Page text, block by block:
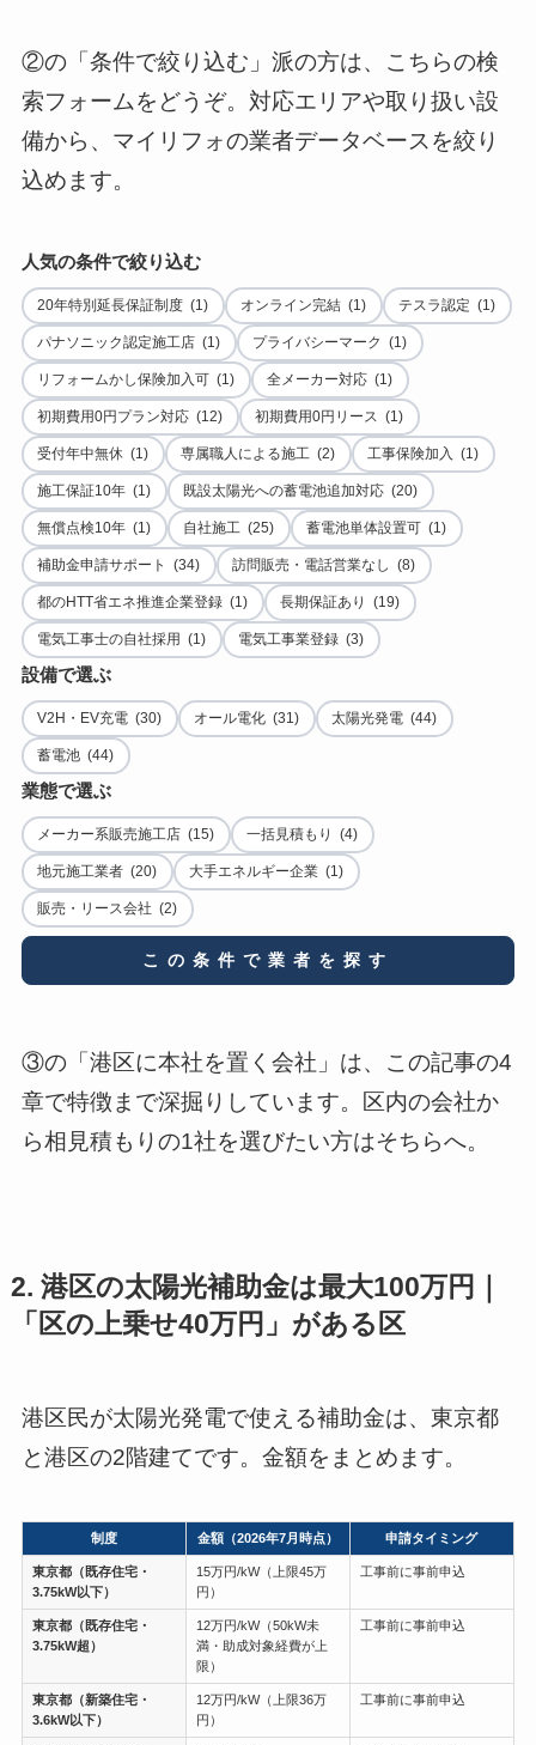
②の「条件で絞り込む」派の方は、こちらの検
索フォームをどうぞ。対応エリアや取り扱い設
備から、マイリフォの業者データベースを絞り
込めます。
人気の条件で絞り込む
20年特別延長保証制度 (1) オンライン完結 (1) テスラ認定 (1)
パナソニック認定施工店 (1) プライバシーマーク (1)
リフォームかし保険加入可 (1) 全メーカー対応 (1)
初期費用0円プラン対応 (12) 初期費用0円リース (1)
受付年中無休 (1) 専属職人による施工 (2) 工事保険加入 (1)
施工保証10年 (1) 既設太陽光への蓄電池追加対応 (20)
無償点検10年 (1) 自社施工 (25) 蓄電池単体設置可 (1)
補助金申請サポート (34) 訪問販売・電話営業なし (8)
都のHTT省エネ推進企業登録 (1) 長期保証あり (19)
電気工事士の自社採用 (1) 電気工事業登録 (3)
設備で選ぶ
V2H・EV充電 (30) オール電化 (31) 太陽光発電 (44)
蓄電池 (44)
業態で選ぶ
メーカー系販売施工店 (15) 一括見積もり (4)
地元施工業者 (20) 大手エネルギー企業 (1)
販売・リース会社 (2)
この条件で業者を探す
③の「港区に本社を置く会社」は、この記事の4
章で特徴まで深掘りしています。区内の会社か
ら相見積もりの1社を選びたい方はそちらへ。
2. 港区の太陽光補助金は最大100万円｜
「区の上乗せ40万円」がある区
港区民が太陽光発電で使える補助金は、東京都
と港区の2階建てです。金額をまとめます。
制度 金額（2026年7月時点） 申請タイミング
東京都（既存住宅・
3.75kW以下）
15万円/kW（上限45万
円）
工事前に事前申込
東京都（既存住宅・
3.75kW超）
12万円/kW（50kW未
満・助成対象経費が上
限）
工事前に事前申込
東京都（新築住宅・
3.6kW以下）
12万円/kW（上限36万
円）
工事前に事前申込